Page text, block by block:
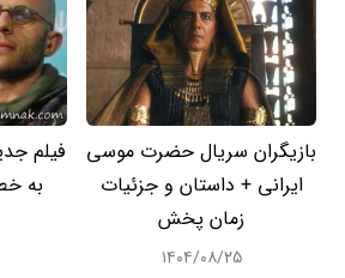
بازیگران سریال حضرت موسی
ایرانی + داستان و جزئیات
زمان پخش
۱۴۰۴/۰۸/۲۵
فیلم
به